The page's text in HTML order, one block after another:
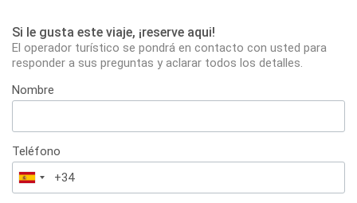
Si le gusta este viaje, ¡reserve aqui!
El operador turístico se pondrá en contacto con usted para
responder a sus preguntas y aclarar todos los detalles.
Nombre
Teléfono
España
+34